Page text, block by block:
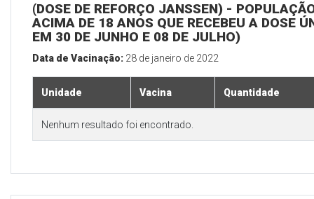
(DOSE DE REFORÇO JANSSEN) -
ACIMA DE 18 ANOS QUE RECEBEU A DOSE
EM 30 DE JUNHO E 08 DE JULHO)
Data de Vacinação: 28 de janeiro de 2022
Unidade Vacina Quantidade
Nenhum resultado foi encontrado.